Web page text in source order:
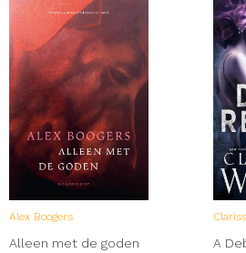
Alex Boogers
Alleen met de goden A